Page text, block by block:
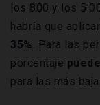
los 800 y los
habría que
35%. Para las
porcentaje
para las más